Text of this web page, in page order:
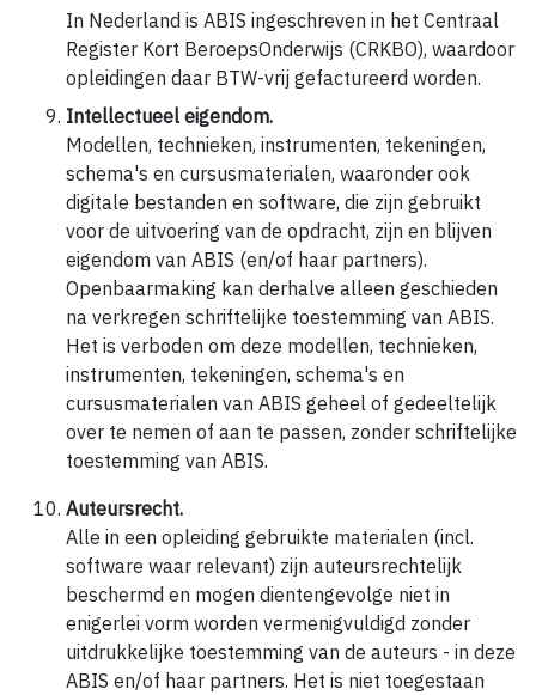
In Nederland is ABIS ingeschreven in het Centraal
Register Kort BeroepsOnderwijs (CRKBO), waardoor
opleidingen daar BTW-vrij gefactureerd worden.
Intellectueel eigendom.
Modellen, technieken, instrumenten, tekeningen,
schema's en cursusmaterialen, waaronder ook
digitale bestanden en software, die zijn gebruikt
voor de uitvoering van de opdracht, zijn en blijven
eigendom van ABIS (en/of haar partners).
Openbaarmaking kan derhalve alleen geschieden
na verkregen schriftelijke toestemming van ABIS.
Het is verboden om deze modellen, technieken,
instrumenten, tekeningen, schema's en
cursusmaterialen van ABIS geheel of gedeeltelijk
over te nemen of aan te passen, zonder schriftelijke
toestemming van ABIS.
Auteursrecht.
Alle in een opleiding gebruikte materialen (incl.
software waar relevant) zijn auteursrechtelijk
beschermd en mogen dientengevolge niet in
enigerlei vorm worden vermenigvuldigd zonder
uitdrukkelijke toestemming van de auteurs - in deze
ABIS en/of haar partners. Het is niet toegestaan